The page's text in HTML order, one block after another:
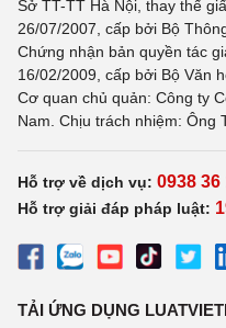
Sở TT-TT Hà Nội, thay thế
26/07/2007, cấp bởi Bộ
Chứng nhận bản quyền tác
16/02/2009, cấp bởi Bộ Văn
Cơ quan chủ quản: Công ty
Nam. Chịu trách nhiệm: Ông
Hỗ trợ về dịch vụ: 0938 36
Hỗ trợ giải đáp pháp luật:
TẢI ỨNG DỤNG